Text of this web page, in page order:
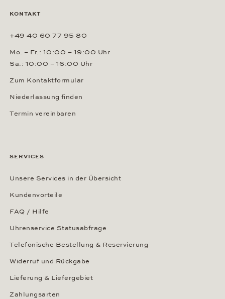
KONTAKT
+49 40 60 77 95 80
Mo. – Fr.: 10:00 – 19:00 Uhr
Sa.: 10:00 – 16:00 Uhr
Zum Kontaktformular
Niederlassung finden
Termin vereinbaren
SERVICES
Unsere Services in der Übersicht
Kundenvorteile
FAQ / Hilfe
Uhrenservice Statusabfrage
Telefonische Bestellung & Reservierung
Widerruf und Rückgabe
Lieferung & Liefergebiet
Zahlungsarten